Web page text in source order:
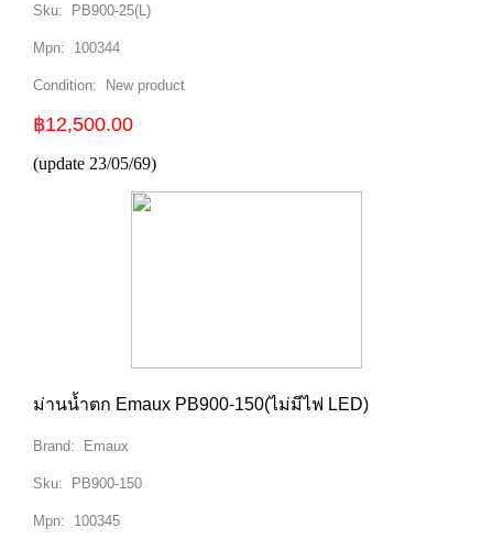
Sku: PB900-25(L)
Mpn: 100344
Condition: New product
฿12,500.00
(update 23/05/69)
ม่านน้ำตก Emaux PB900-150(ไม่มีไฟ LED)
Brand: Emaux
Sku: PB900-150
Mpn: 100345